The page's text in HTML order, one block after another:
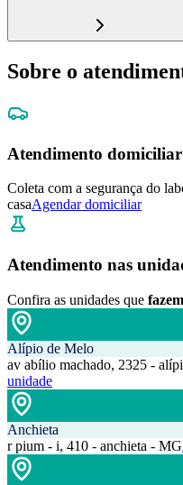
Sobre o
Atendimento domiciliar
Coleta com a segurança do
casaAgendar domiciliar
Atendimento nas
Confira as unidades que
Alípio de Melo
av abílio machado, 2325 -
unidade
Anchieta
r pium - i, 410 - anchieta - MG